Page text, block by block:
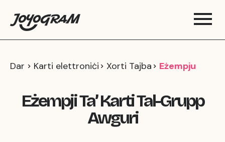
Dar Karti elettroniċi Xorti Tajba Eżempju
Eżempji Ta’ Karti Tal-Grupp
Awguri